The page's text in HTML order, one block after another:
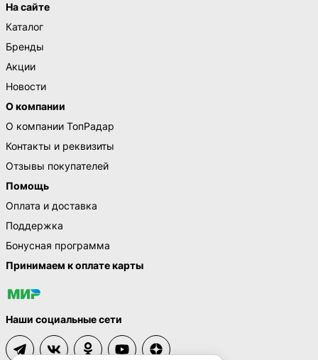
На сайте
Каталог
Бренды
Акции
Новости
О компании
О компании ТопРадар
Контакты и реквизиты
Отзывы покупателей
Помощь
Оплата и доставка
Поддержка
Бонусная программа
Принимаем к оплате карты
Наши социальные сети